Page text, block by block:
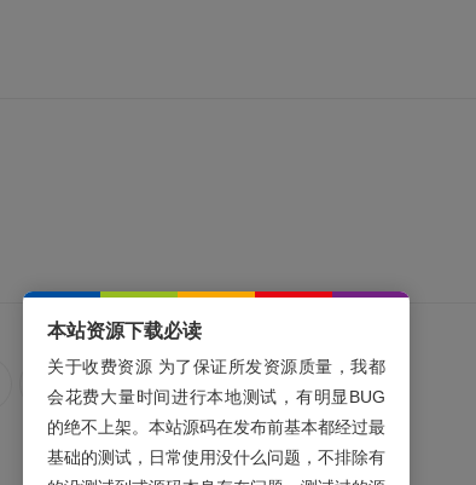
本站资源下载必读
关于收费资源 为了保证所发资源质量，我都
会花费大量时间进行本地测试，有明显BUG
的绝不上架。本站源码在发布前基本都经过最
基础的测试，日常使用没什么问题，不排除有